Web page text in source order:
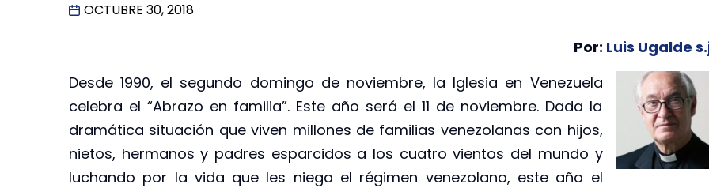
OCTUBRE 30, 2018
Por: Luis Ugalde
Desde 1990, el segundo domingo de noviembre, la Iglesia en Venezuela
celebra el “Abrazo en familia”. Este año será el 11 de noviembre. Dada la
dramática situación que viven millones de familias venezolanas con hijos,
nietos, hermanos y padres esparcidos a los cuatro vientos del mundo y
luchando por la vida que les niega el régimen venezolano, este año el